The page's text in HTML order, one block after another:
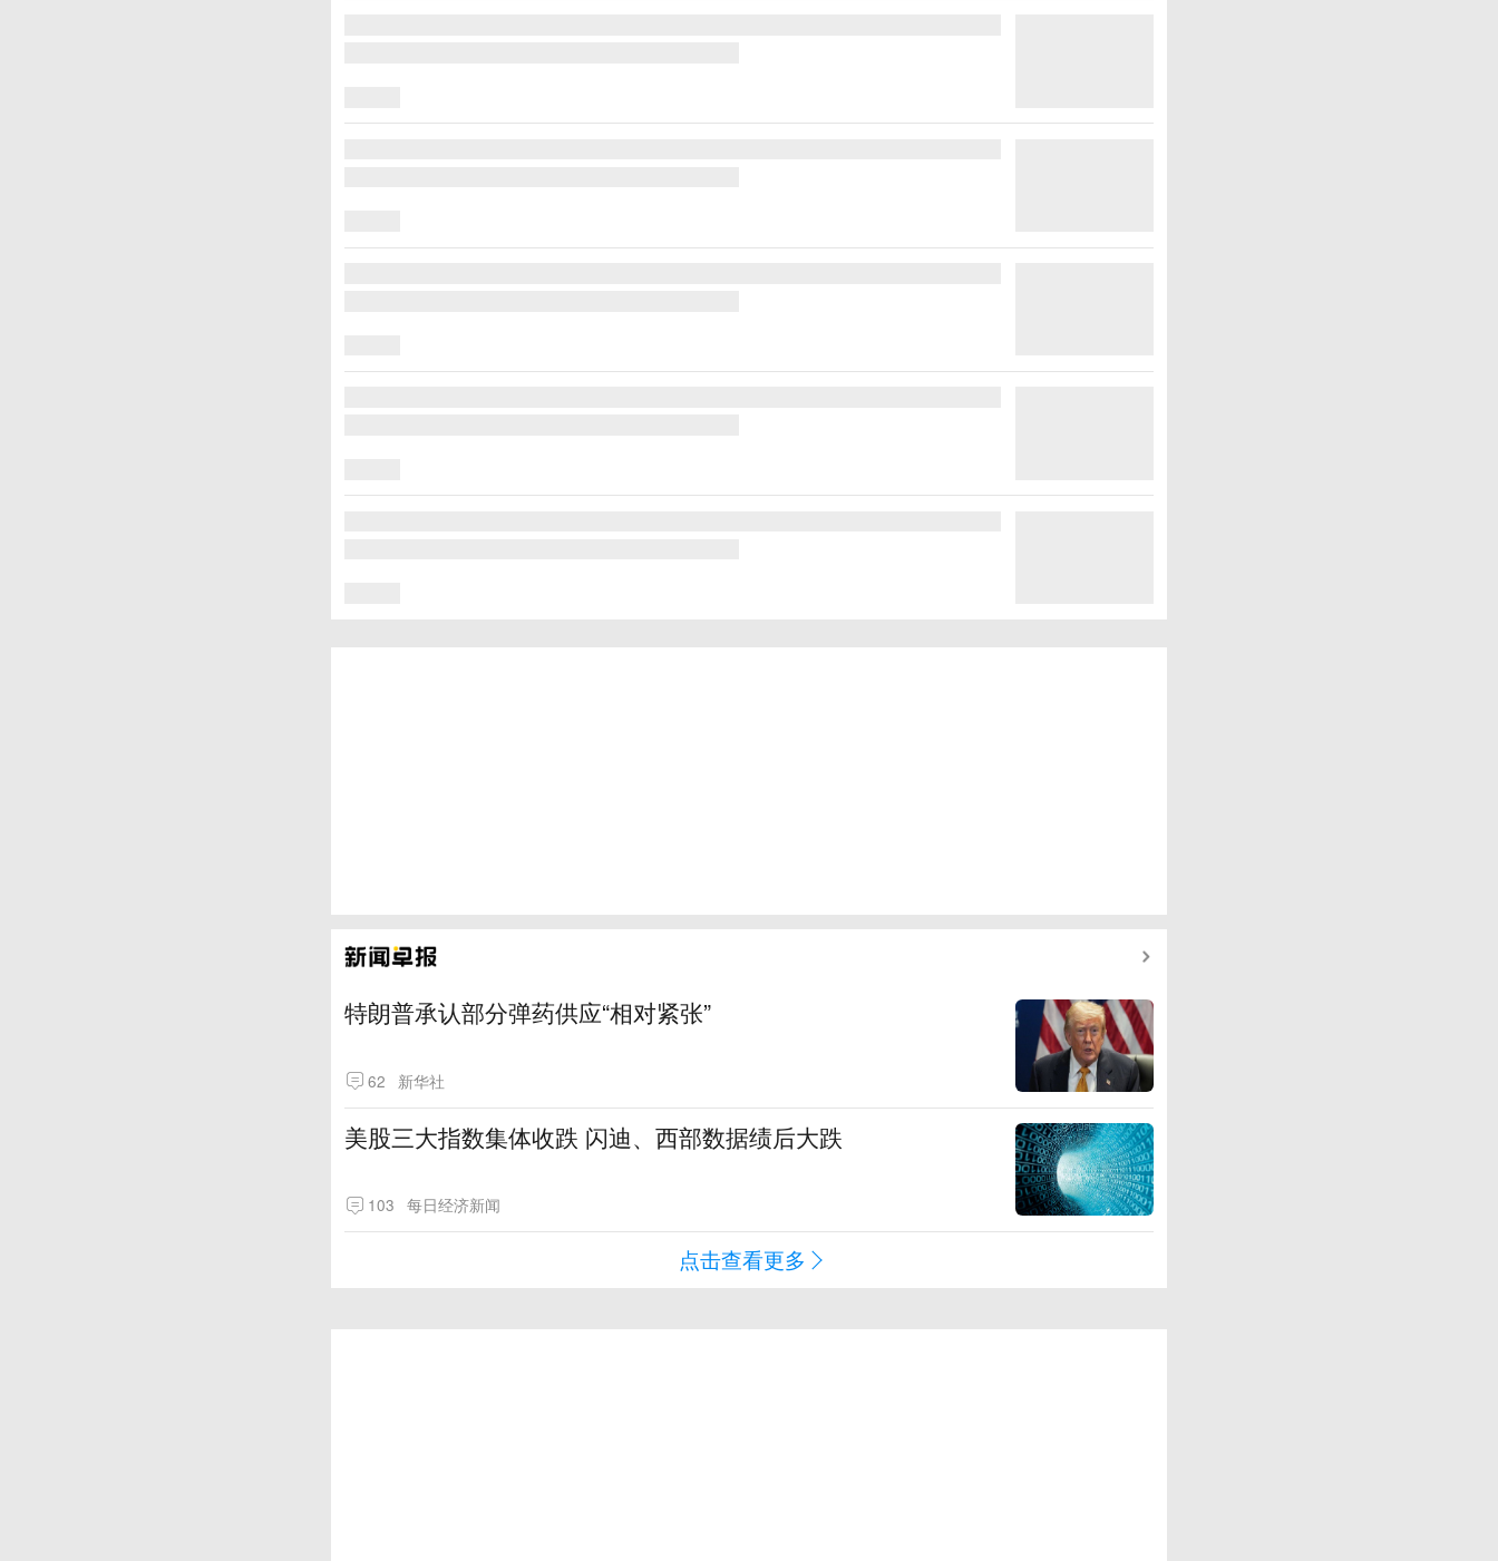
特朗普承认部分弹药供应“相对紧张”
62 新华社
美股三大指数集体收跌 闪迪、西部数据绩后大跌
103 每日经济新闻
点击查看更多